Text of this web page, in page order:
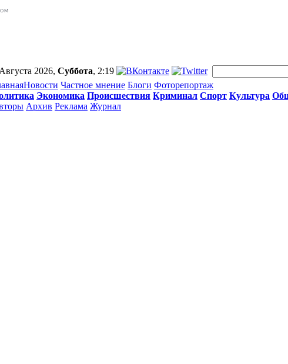
2026, Суббота, 2:19
Новости Частное мнение Блоги Фоторепортаж
Экономика Происшествия Криминал Спорт Культура
Архив Реклама Журнал